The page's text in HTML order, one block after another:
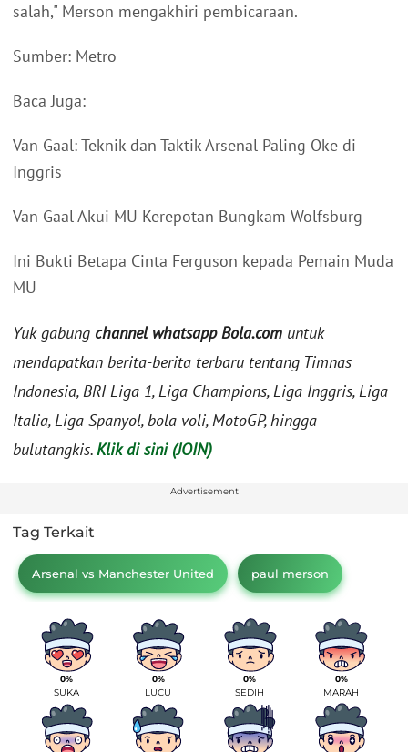
salah," Merson mengakhiri pembicaraan.
Sumber: Metro
Baca Juga:
Van Gaal: Teknik dan Taktik Arsenal Paling Oke di
Inggris
Van Gaal Akui MU Kerepotan Bungkam Wolfsburg
Ini Bukti Betapa Cinta Ferguson kepada Pemain Muda
MU
Yuk gabung channel whatsapp Bola.com untuk
mendapatkan berita-berita terbaru tentang Timnas
Indonesia, BRI Liga 1, Liga Champions, Liga Inggris, Liga
Italia, Liga Spanyol, bola voli, MotoGP, hingga
bulutangkis.Klik di sini (JOIN)
Advertisement
Tag Terkait
Arsenal vs Manchester United paul merson
0%
SUKA
0%
LUCU
0%
SEDIH
0%
MARAH